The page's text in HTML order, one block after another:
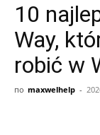
10
Way,
robić w
по maxwelhelp -